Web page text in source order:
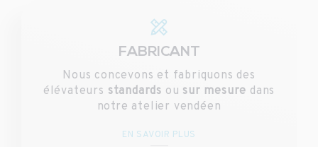
FABRICANT
Nous concevons et fabriquons des
élévateurs standards ou sur mesure dans
notre atelier vendéen
EN SAVOIR PLUS